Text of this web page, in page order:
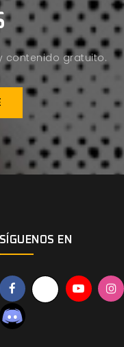
contenido gratuito.
SÍGUENOS EN